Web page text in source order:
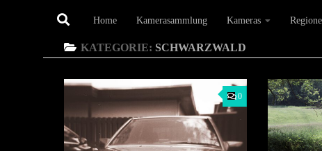
Home Kamerasammlung Kameras
KATEGORIE: SCHWARZWALD
0